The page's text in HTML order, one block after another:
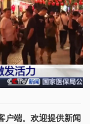
户端。欢迎提供新闻